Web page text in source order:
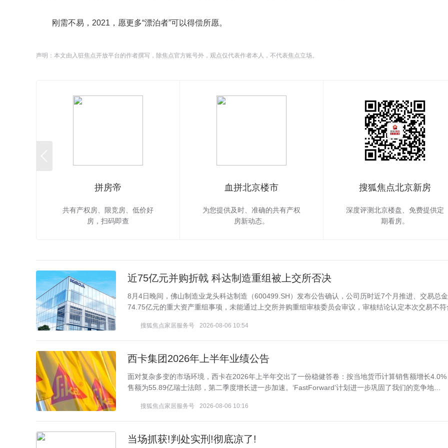
刚需不易，2021，愿更多“漂泊者”可以得偿所愿。
声明：本文由入驻焦点开放平台的作者撰写，除焦点官方账号外，观点仅代表作者本人，不代表焦点立场。
拼房帝
共有产权房、限竞房、低价好
房，扫码即查
血拼北京楼市
为您提供及时、准确的共有产权
房新动态。
搜狐焦点北京新房
深度评测北京楼盘、免费提供定
期看房。
近75亿元并购折戟 科达制造重组被上交所否决
8月4日晚间，佛山制造业龙头科达制造（600499.SH）发布公告确认，公司历时近7个月推进、交易总
74.75亿元的重大资产重组事项，未能通过上交所并购重组审核委员会审议，审核结论认定本次交易不符
搜狐焦点家居服务号 2026-08-06 10:54
西卡集团2026年上半年业绩公告
面对复杂多变的市场环境，西卡在2026年上半年交出了一份稳健答卷：按当地货币计算销售额增长4.0%
售额为55.89亿瑞士法郎，第二季度增长进一步加速。‘FastForward’计划进一步巩固了我们的竞争地…
搜狐焦点家居服务号 2026-08-06 10:16
当场抓获!判处实刑!彻底凉了!